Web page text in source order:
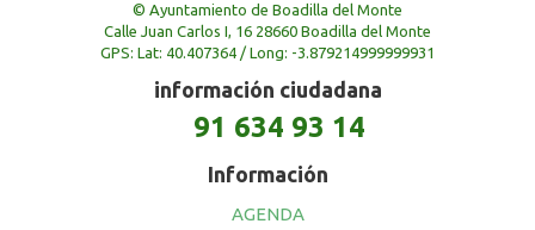
© Ayuntamiento de Boadilla del Monte
Calle Juan Carlos I, 16 28660 Boadilla del Monte
GPS: Lat: 40.407364 / Long: -3.879214999999931
información ciudadana
91 634 93 14
Información
AGENDA